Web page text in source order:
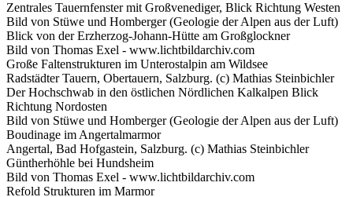
Zentrales Tauernfenster mit Großvenediger, Blick Richtung Westen
Bild von Stüwe und Homberger (Geologie der Alpen aus der Luft)
Blick von der Erzherzog-Johann-Hütte am Großglockner
Bild von Thomas Exel - www.lichtbildarchiv.com
Große Faltenstrukturen im Unterostalpin am Wildsee
Radstädter Tauern, Obertauern, Salzburg. (c) Mathias Steinbichler
Der Hochschwab in den östlichen Nördlichen Kalkalpen Blick
Richtung Nordosten
Bild von Stüwe und Homberger (Geologie der Alpen aus der Luft)
Boudinage im Angertalmarmor
Angertal, Bad Hofgastein, Salzburg. (c) Mathias Steinbichler
Güntherhöhle bei Hundsheim
Bild von Thomas Exel - www.lichtbildarchiv.com
Refold Strukturen im Marmor